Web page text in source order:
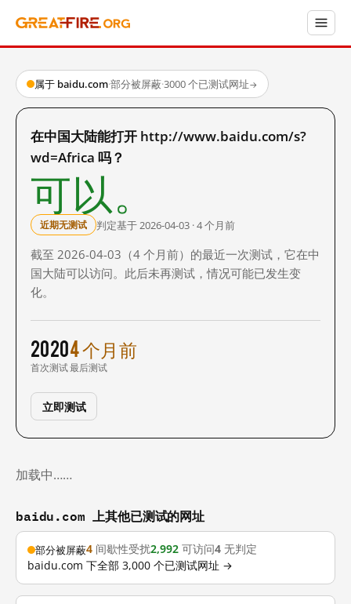
属于 baidu.com·部分被屏蔽·3000 个已测试网址→
在中国大陆能打开 http://www.baidu.com/s?
wd=Africa 吗？
可以。
近期无测试 判定基于 2026-04-03 · 4 个月前
截至 2026-04-03（4 个月前）的最近一次测试，它在中
国大陆可以访问。此后未再测试，情况可能已发生变
化。
2020
首次测试
4 个月前
最后测试
立即测试
加载中……
baidu.com 上其他已测试的网址
部分被屏蔽4 间歇性受扰2,992 可访问4 无判定
baidu.com 下全部 3,000 个已测试网址 →